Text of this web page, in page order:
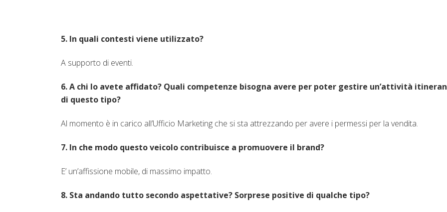
5. In quali contesti viene utilizzato?
A supporto di eventi.
6. A chi lo avete affidato? Quali competenze bisogna avere per poter gestire un’attività
di questo tipo?
Al momento è in carico all’Ufficio Marketing che si sta attrezzando per avere i permessi per la vendita.
7. In che modo questo veicolo contribuisce a promuovere il brand?
E’ un’affissione mobile, di massimo impatto.
8. Sta andando tutto secondo aspettative? Sorprese positive di qualche tipo?